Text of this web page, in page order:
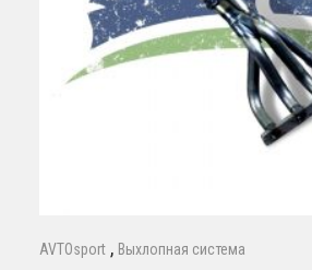
AVTOsport , Выхлопная система